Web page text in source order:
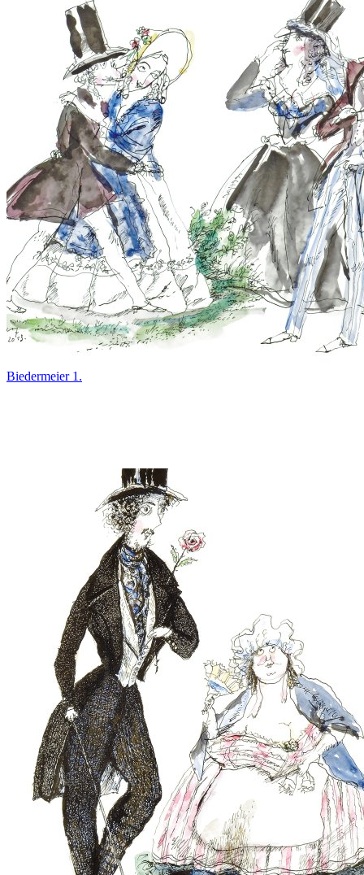
Biedermeier 1.